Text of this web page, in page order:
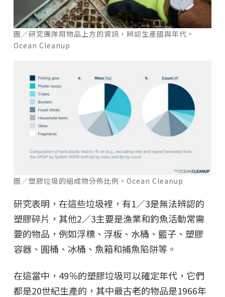
圖／研究團隊用物品上方的資訊，辨認生產國與年代。
Ocean Cleanup
圖／塑膠垃圾的組成物分佈比例。Ocean Cleanup
研究表明，在這些垃圾裡，有1／3是無法辨認的
塑膠碎片，其他2／3主要是漁業和釣魚活動常需
要的物品，例如浮標、浮板、水桶、籃子、塑膠
容器、圓桶、冰桶、魚箱和捕魚陷阱等。
在這當中，49％的塑膠垃圾可以確定年代，它們
都是20世紀生產的，其中最古老的物品是1966年